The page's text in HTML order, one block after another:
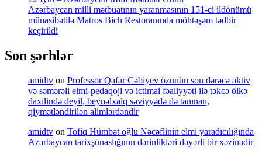
Azərbaycan milli mətbuatının yaranmasının 151-ci ildönümü
münasibətilə Matros Bich Restoranında möhtəşəm tədbir
keçirildi
Son şərhlər
amidtv on Professor Qafar Cəbiyev özünün son dərəcə aktiv
və səmərəli elmi-pedaqoji və ictimai fəaliyyəti ilə təkcə ölkə
daxilində deyil, beynəlxalq səviyyədə də tanınan,
qiymətləndirilən alimlərdəndir
amidtv on Tofiq Hümbət oğlu Nəcəflinin elmi yaradıcılığında
Azərbaycan tarixşünaslığının dərinlikləri dəyərli bir xəzinədir